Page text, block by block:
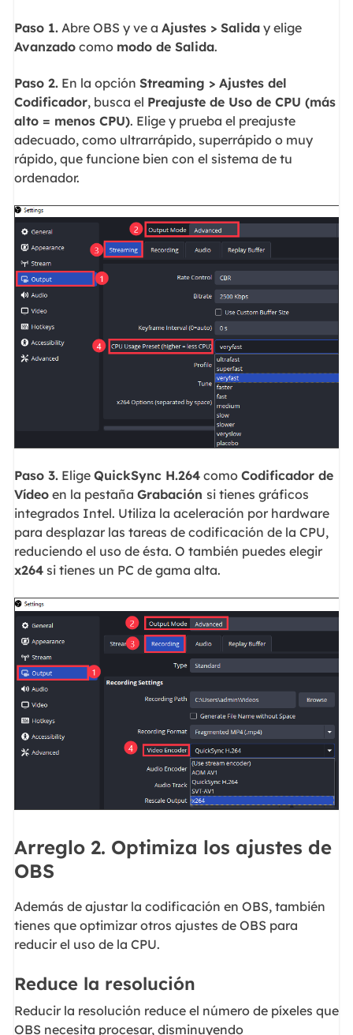
Paso 1.Abre OBS y ve a Ajustes > Saliday elige
Avanzadocomo modo de Salida.
Paso 2.En la opción Streaming > Ajustes del
Codificador, busca el Preajuste de Uso de CPU (más
alto = menos CPU). Elige y prueba el preajuste
adecuado, como ultrarrápido, superrápido o muy
rápido, que funcione bien con el sistema de tu
ordenador.
Paso 3.Elige QuickSync H.264como Codificador de
Vídeoen la pestaña Grabación si tienes gráficos
integrados Intel. Utiliza la aceleración por hardware
para desplazar las tareas de codificación de la CPU,
reduciendo el uso de ésta. O también puedes elegir
x264si tienes un PC de gama alta.
Arreglo 2. Optimiza los ajustes de
OBS
Además de ajustar la codificación en OBS, también
tienes que optimizar otros ajustes de OBS para
reducir el uso de la CPU.
Reduce la resolución
Reducir la resolución reduce el número de píxeles que
OBS necesita procesar, disminuyendo